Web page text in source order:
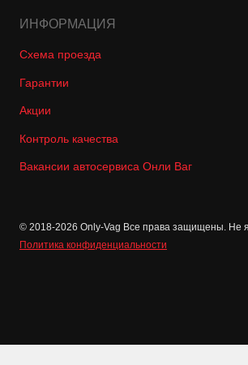
ИНФОРМАЦИЯ
Схема проезда
Гарантии
Акции
Контроль качества
Вакансии автосервиса Онли Ваг
© 2018-2026 Only-Vag Все права защищены. Не
Политика конфиденциальности